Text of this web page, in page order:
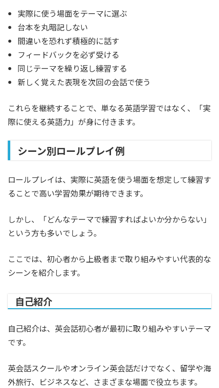
実際に使う場面をテーマに選ぶ
台本を丸暗記しない
間違いを恐れず積極的に話す
フィードバックを必ず受ける
同じテーマを繰り返し練習する
新しく覚えた表現を次回の会話で使う
これらを継続することで、単なる英語学習ではなく、「実
際に使える英語力」が身に付きます。
シーン別ロールプレイ例
ロールプレイは、実際に英語を使う場面を想定して練習す
ることで高い学習効果が期待できます。
しかし、「どんなテーマで練習すればよいか分からない」
という方も多いでしょう。
ここでは、初心者から上級者まで取り組みやすい代表的な
シーンを紹介します。
自己紹介
自己紹介は、英会話初心者が最初に取り組みやすいテーマ
です。
英会話スクールやオンライン英会話だけでなく、留学や海
外旅行、ビジネスなど、さまざまな場面で役立ちます。